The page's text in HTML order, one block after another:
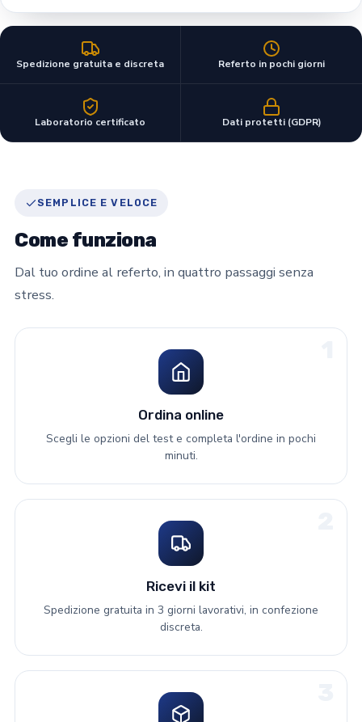
Spedizione gratuita e discreta Referto in pochi giorni
Laboratorio certificato Dati protetti (GDPR)
SEMPLICE E VELOCE
Come funziona
Dal tuo ordine al referto, in quattro passaggi senza
stress.
Ordina online
Scegli le opzioni del test e completa l'ordine in pochi
minuti.
Ricevi il kit
Spedizione gratuita in 3 giorni lavorativi, in confezione
discreta.